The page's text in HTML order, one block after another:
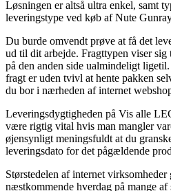
Løsningen er altså ultra enkel, samt
leveringstype ved køb af Nute
Du burde omvendt prøve at få det
ud til dit arbejde. Fragttypen viser
på den anden side ualmindeligt
fragt er uden tvivl at hente pakken
du bor i nærheden af internet
Leveringsdygtigheden på Vis alle
være rigtig vital hvis man mangler
øjensynligt meningsfuldt at du
leveringsdato for det pågældende
Størstedelen af internet
næstkommende hverdag på mange af